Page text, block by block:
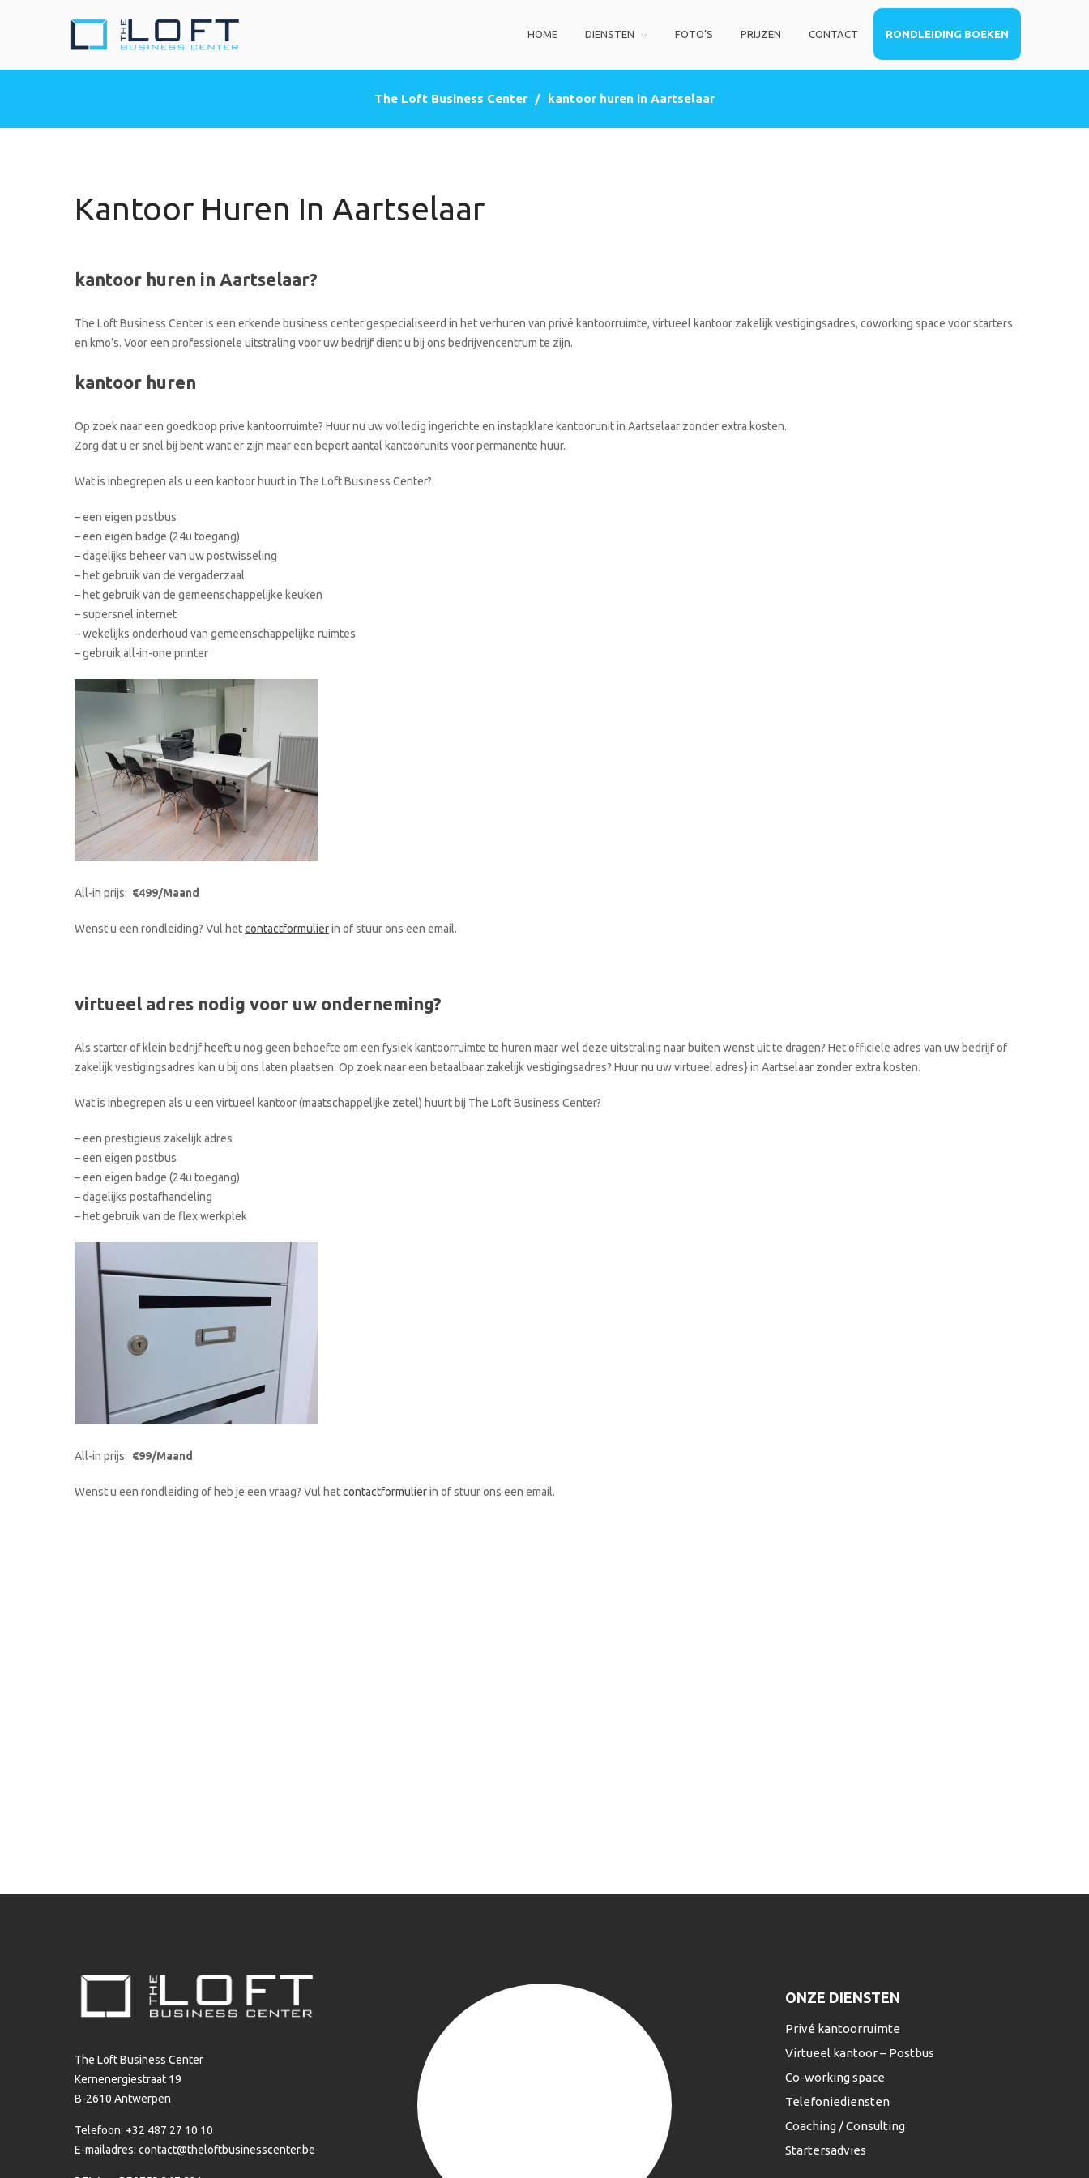
PRIJZEN
HOME DIENSTEN FOTO’S PRIJZEN CONTACT RONDLEIDING BOEKEN
The Loft Business Center / kantoor huren in Aartselaar
Kantoor Huren In Aartselaar
kantoor huren in Aartselaar?
The Loft Business Center is een erkende business center gespecialiseerd in het verhuren van privé kantoorruimte, virtueel kantoor zakelijk vestigingsadres, coworking space voor starters
en kmo’s. Voor een professionele uitstraling voor uw bedrijf dient u bij ons bedrijvencentrum te zijn.
kantoor huren
Op zoek naar een goedkoop prive kantoorruimte? Huur nu uw volledig ingerichte en instapklare kantoorunit in Aartselaar zonder extra kosten.
Zorg dat u er snel bij bent want er zijn maar een bepert aantal kantoorunits voor permanente huur.
Wat is inbegrepen als u een kantoor huurt in The Loft Business Center?
– een eigen postbus
– een eigen badge (24u toegang)
– dagelijks beheer van uw postwisseling
– het gebruik van de vergaderzaal
– het gebruik van de gemeenschappelijke keuken
– supersnel internet
– wekelijks onderhoud van gemeenschappelijke ruimtes
– gebruik all-in-one printer
All-in prijs: €499/Maand
Wenst u een rondleiding? Vul hetcontactformulierin of stuur ons een email.
virtueel adres nodig voor uw onderneming?
Als starter of klein bedrijf heeft u nog geen behoefte om een fysiek kantoorruimte te huren maar wel deze uitstraling naar buiten wenst uit te dragen? Het officiele adres van uw bedrijf of
zakelijk vestigingsadres kan u bij ons laten plaatsen. Op zoek naar een betaalbaar zakelijk vestigingsadres? Huur nu uw virtueel adres} in Aartselaar zonder extra kosten.
Wat is inbegrepen als u een virtueel kantoor (maatschappelijke zetel) huurt bij The Loft Business Center?
– een prestigieus zakelijk adres
– een eigen postbus
– een eigen badge (24u toegang)
– dagelijks postafhandeling
– het gebruik van de flex werkplek
All-in prijs: €99/Maand
Wenst u een rondleiding of heb je een vraag? Vul hetcontactformulierin of stuur ons een email.
The Loft Business Center
Kernenergiestraat 19
B-2610 Antwerpen
Telefoon: +32 487 27 10 10
E-mailadres: contact@theloftbusinesscenter.be
ONZE DIENSTEN
Privé kantoorruimte
Virtueel kantoor – Postbus
Co-working space
Telefoniediensten
Coaching / Consulting
Startersadvies